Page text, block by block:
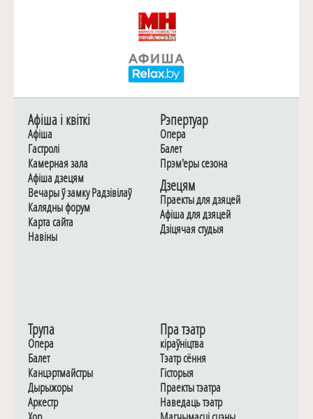
Афiша i квiткi
Афiша
Гастролi
Камерная зала
Афiша дзецям
Вечары ў замку Радзiвiлаў
Калядны форум
Карта сайта
Навiны
Рэпертуар
Опера
Балет
Прэм'еры сезона
Дзецям
Праекты для дзяцей
Афiша для дзяцей
Дзiцячая студыя
Трупа
Опера
Балет
Канцэртмайстры
Дырыжоры
Аркестр
Пра тэатр
кіраўніцтва
Тэатр сёння
Гiсторыя
Праекты тэатра
Наведаць тэатр